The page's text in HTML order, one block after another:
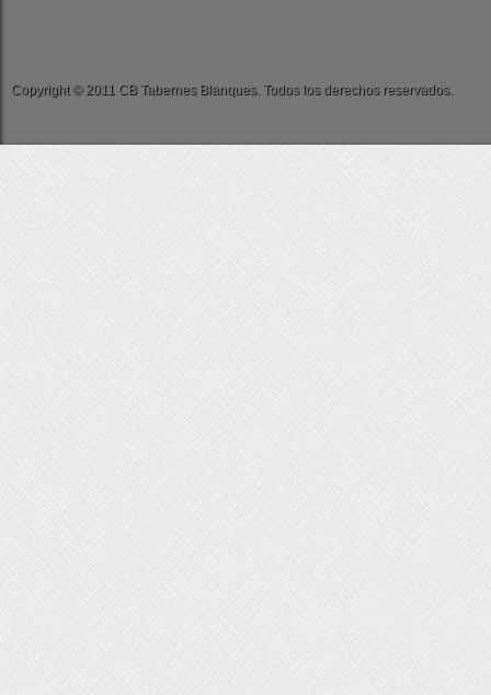
Copyright © 2011 CB Tabernes Blanques. Todos los derechos reservados.